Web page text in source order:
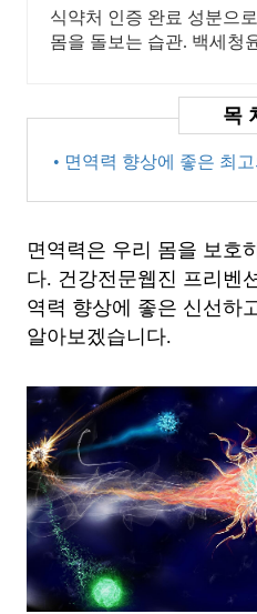
역력 확보 비책
식약처 인증 완료 성분으
몸을 돌보는 습관. 백세청
• 면역력 향상에 좋은 최고
면역력은 우리 몸을 보호
다. 건강전문웹진 프리벤
역력 향상에 좋은 신선하
알아보겠습니다.